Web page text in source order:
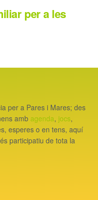
per a les
per a Pares i Mares; des
amb agenda, jocs,
esperes o en tens, aquí
participatiu de tota la